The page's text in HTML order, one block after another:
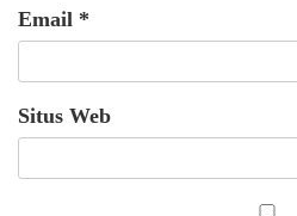
Email *
Situs Web